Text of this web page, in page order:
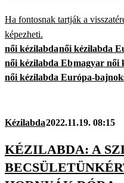
Ha fontosnak tartják a
képezheti.
női kézilabdanői kézilabda
női kézilabda Ebmagyar női
női kézilabda Európa-
Kézilabda2022.11.19. 08:15
KÉZILABDA: A